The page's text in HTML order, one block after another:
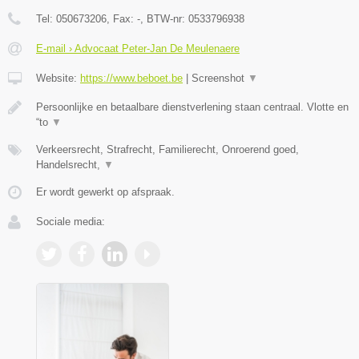
Tel: 050673206, Fax: -, BTW-nr: 0533796938
E-mail › Advocaat Peter-Jan De Meulenaere
Website: https://www.beboet.be Screenshot ▼
Persoonlijke en betaalbare dienstverlening staan centraal. Vlotte en
“to ▼
Verkeersrecht, Strafrecht, Familierecht, Onroerend goed,
Handelsrecht, ▼
Er wordt gewerkt op afspraak.
Sociale media: